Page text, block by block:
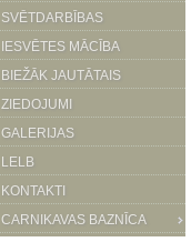
SVĒTDARBĪBAS
IESVĒTES MĀCĪBA
BIEŽĀK JAUTĀTAIS
ZIEDOJUMI
GALERIJAS
LELB
KONTAKTI
CARNIKAVAS BAZNĪCA